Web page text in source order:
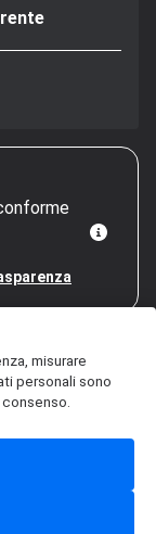
misurare
personali sono